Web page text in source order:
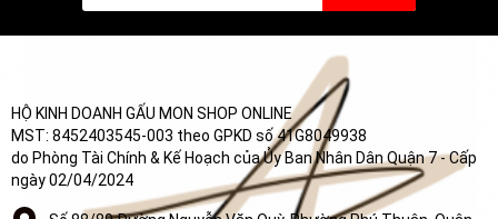
HỘ KINH DOANH GẤU MON SHOP ONLINE
MST: 8452403545-003 theo GPKD số 41G8049938
do Phòng Tài Chính & Kế Hoạch của Ủy Ban Nhân Dân Quận 7 - Cấp
ngày 02/04/2024